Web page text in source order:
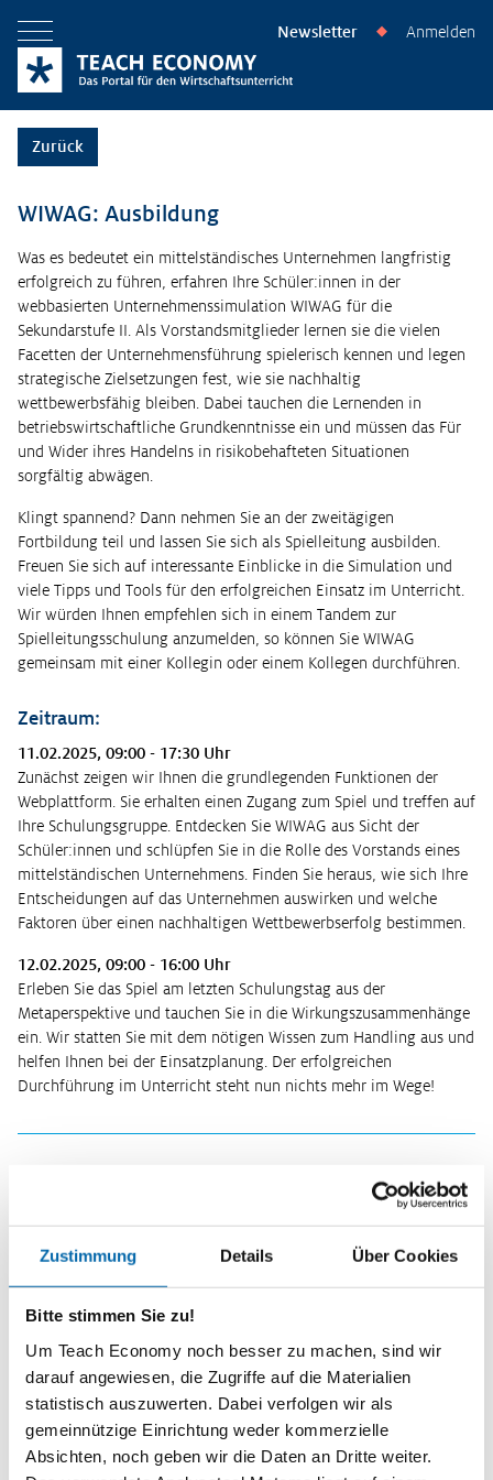
Zustimmung Details Über Cookies
Bitte stimmen Sie zu!
Um Teach Economy noch besser zu machen, sind wir
darauf angewiesen, die Zugriffe auf die Materialien
statistisch auszuwerten. Dabei verfolgen wir als
gemeinnützige Einrichtung weder kommerzielle
Absichten, noch geben wir die Daten an Dritte weiter.
Menü öffnen Newsletter ◆ Anmelden
Zurück
WIWAG: Ausbildung
Was es bedeutet ein mittelständisches Unternehmen langfristig
erfolgreich zu führen, erfahren Ihre Schüler:innen in der
webbasierten Unternehmenssimulation WIWAG für die
Sekundarstufe II. Als Vorstandsmitglieder lernen sie die vielen
Facetten der Unternehmensführung spielerisch kennen und legen
strategische Zielsetzungen fest, wie sie nachhaltig
wettbewerbsfähig bleiben. Dabei tauchen die Lernenden in
betriebswirtschaftliche Grundkenntnisse ein und müssen das Für
und Wider ihres Handelns in risikobehafteten Situationen
sorgfältig abwägen.
Klingt spannend? Dann nehmen Sie an der zweitägigen
Fortbildung teil und lassen Sie sich als Spielleitung ausbilden.
Freuen Sie sich auf interessante Einblicke in die Simulation und
viele Tipps und Tools für den erfolgreichen Einsatz im Unterricht.
Wir würden Ihnen empfehlen sich in einem Tandem zur
Spielleitungsschulung anzumelden, so können Sie WIWAG
gemeinsam mit einer Kollegin oder einem Kollegen durchführen.
Zeitraum:
11.02.2025, 09:00 - 17:30 Uhr
Zunächst zeigen wir Ihnen die grundlegenden Funktionen der
Webplattform. Sie erhalten einen Zugang zum Spiel und treffen auf
Ihre Schulungsgruppe. Entdecken Sie WIWAG aus Sicht der
Schüler:innen und schlüpfen Sie in die Rolle des Vorstands eines
mittelständischen Unternehmens. Finden Sie heraus, wie sich Ihre
Entscheidungen auf das Unternehmen auswirken und welche
Faktoren über einen nachhaltigen Wettbewerbserfolg bestimmen.
12.02.2025, 09:00 - 16:00 Uhr
Erleben Sie das Spiel am letzten Schulungstag aus der
Metaperspektive und tauchen Sie in die Wirkungszusammenhänge
ein. Wir statten Sie mit dem nötigen Wissen zum Handling aus und
helfen Ihnen bei der Einsatzplanung. Der erfolgreichen
Durchführung im Unterricht steht nun nichts mehr im Wege!
Die Veranstaltung liegt in der Vergangenheit. Bitte wählen Sie
Art:
Ausbildung
Joachim Herz Stiftung